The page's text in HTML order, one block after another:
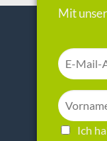
Mit
Ich